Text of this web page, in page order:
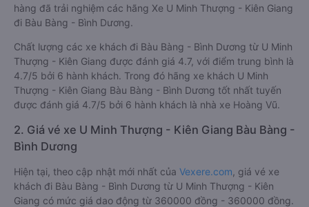
hàng đã trải nghiệm các hãng Xe U Minh Thượng - Kiên Giang
đi Bàu Bàng - Bình Dương.
Chất lượng các xe khách đi Bàu Bàng - Bình Dương từ U Minh
Thượng - Kiên Giang được đánh giá 4.7, với điểm trung bình là
4.7/5 bởi 6 hành khách. Trong đó hãng xe khách U Minh
Thượng - Kiên Giang Bàu Bàng - Bình Dương tốt nhất tuyến
được đánh giá 4.7/5 bởi 6 hành khách là nhà xe Hoàng Vũ.
2. Giá vé xe U Minh Thượng - Kiên Giang Bàu Bàng -
Bình Dương
Hiện tại, theo cập nhật mới nhất của Vexere.com , giá vé xe
khách đi Bàu Bàng - Bình Dương từ U Minh Thượng - Kiên
Giang có mức giá dao động từ 360000 đồng - 360000 đồng.